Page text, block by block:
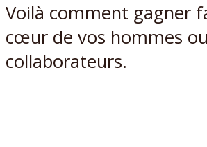
Voilà comment gagner
cœur de vos hommes ou
collaborateurs.